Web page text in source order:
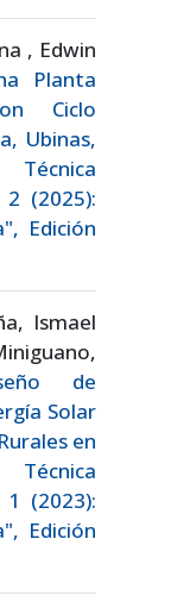
, Edwin
Planta
Ciclo
Ubinas,
Técnica
(2025):
Edición
Ismael
de
Solar
en
Técnica
(2023):
Edición